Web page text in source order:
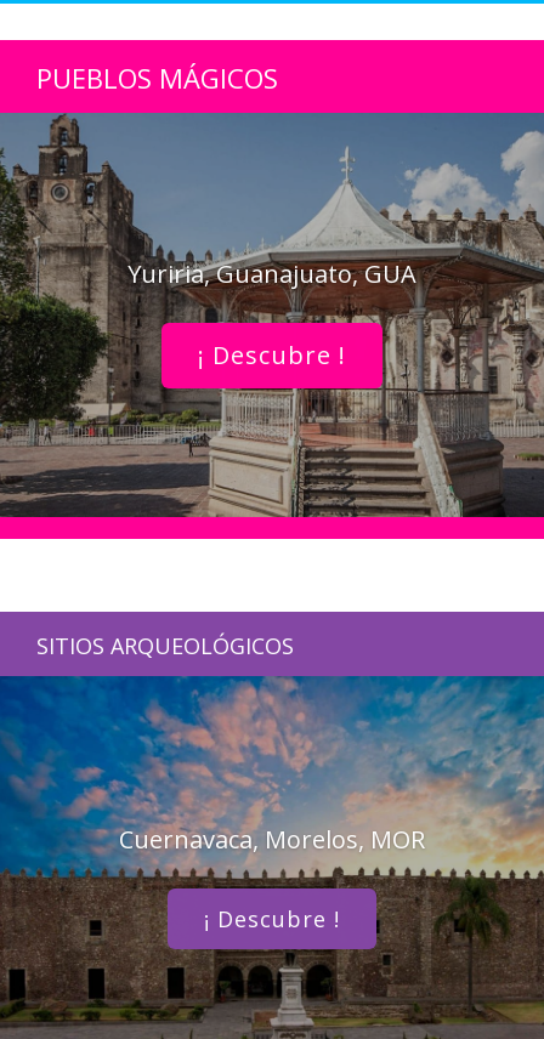
PUEBLOS MÁGICOS
Yuriria, Guanajuato, GUA
¡ Descubre !
SITIOS ARQUEOLÓGICOS
Cuernavaca, Morelos, MOR
¡ Descubre !